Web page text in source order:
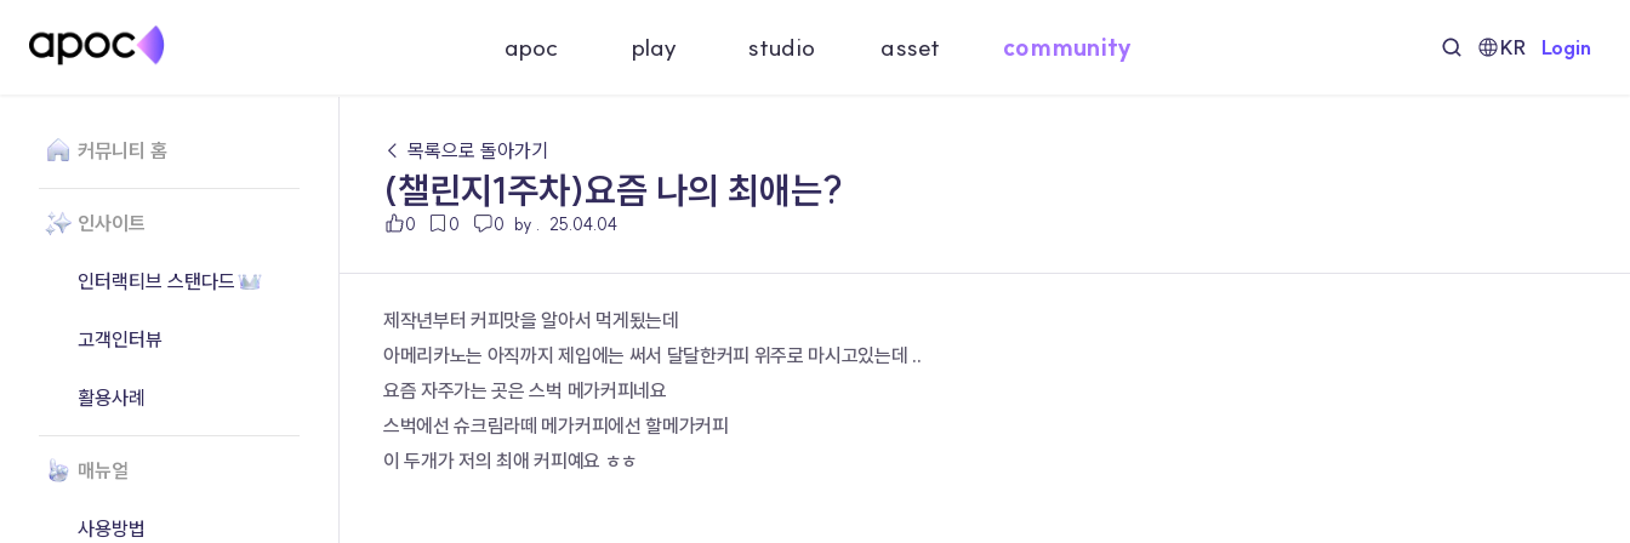
apoc play studio asset community KR Login
커뮤니티 홈
인사이트
인터랙티브 스탠다드
고객인터뷰
활용사례
매뉴얼
사용방법
← 목록으로 돌아가기
(챌린지1주차)요즘 나의 최애는?
0 0 0 by . 25.04.04
제작년부터 커피맛을 알아서 먹게됬는데
아메리카노는 아직까지 제입에는 써서 달달한커피 위주로 마시고있는데 ..
요즘 자주가는 곳은 스벅 메가커피네요
스벅에선 슈크림라떼 메가커피에선 할메가커피
이 두개가 저의 최애 커피예요 ㅎㅎ